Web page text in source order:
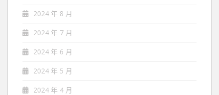
2024 年 8 月
2024 年 7 月
2024 年 6 月
2024 年 5 月
2024 年 4 月